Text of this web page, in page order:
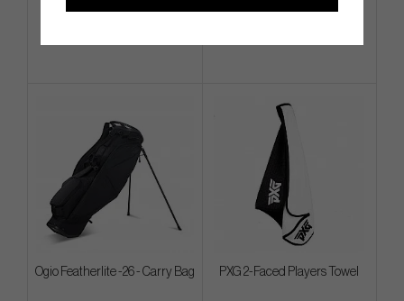
Ogio Featherlite -26 - Carry Bag PXG 2-Faced Players Towel